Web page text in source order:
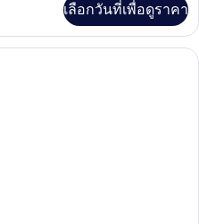
เลือกวันที่เพื่อดูราคา
ห้องสวีท, 1 ห้องนอน, วิวทะเล | เครื่อ